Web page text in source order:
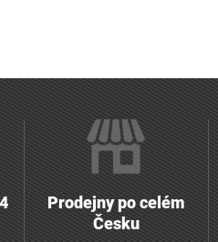
Prodejny po celém
Česku